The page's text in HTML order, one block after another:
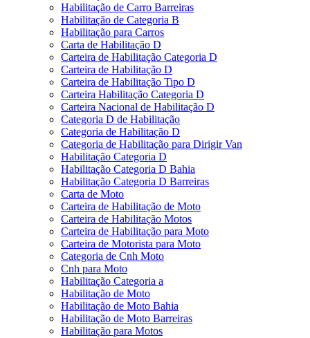
Habilitação de Carro Barreiras
Habilitação de Categoria B
Habilitação para Carros
Carta de Habilitação D
Carteira de Habilitação Categoria D
Carteira de Habilitação D
Carteira de Habilitação Tipo D
Carteira Habilitação Categoria D
Carteira Nacional de Habilitação D
Categoria D de Habilitação
Categoria de Habilitação D
Categoria de Habilitação para Dirigir Van
Habilitação Categoria D
Habilitação Categoria D Bahia
Habilitação Categoria D Barreiras
Carta de Moto
Carteira de Habilitação de Moto
Carteira de Habilitação Motos
Carteira de Habilitação para Moto
Carteira de Motorista para Moto
Categoria de Cnh Moto
Cnh para Moto
Habilitação Categoria a
Habilitação de Moto
Habilitação de Moto Bahia
Habilitação de Moto Barreiras
Habilitação para Motos